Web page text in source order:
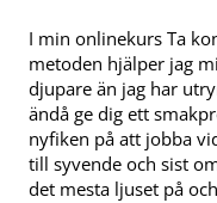
I min onlinekurs Ta
metoden hjälper jag
djupare än jag har
ändå ge dig ett
nyfiken på att jobba
till syvende och sist
det mesta ljuset på